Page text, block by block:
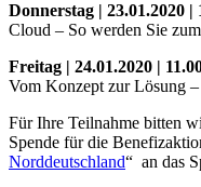
Donnerstag | 23.01.2020 |
Cloud – So werden Sie
Freitag | 24.01.2020 |
Vom Konzept zur Lösung
Für Ihre Teilnahme bitten
Spende für die
Norddeutschland“ an das